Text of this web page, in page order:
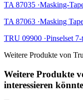
TA 87035 ·Masking-
TA 87063 ·Masking
TRU 09900 ·Pinselset
Weitere Produkte von
Weitere Produkte
interessieren